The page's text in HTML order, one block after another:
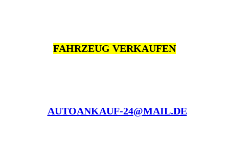
FAHRZEUG VERKAUFEN
AUTOANKAUF-24@MAIL.DE